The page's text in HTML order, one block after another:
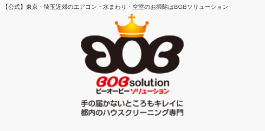
【公式】東京・埼玉近郊のエアコン・水まわり・空室のお掃除はBOBソリューション